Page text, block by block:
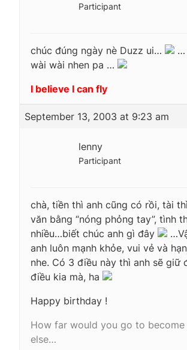
Participant
chúc đúng ngày nè Duzz ui…
…
wài wài nhen pa …
I believe I can fly
September 13, 2003 at 9:23 am
lenny
Participant
chà, tiền thì anh cũng có rồi, tài
văn bằng “nóng phỏng tay”, tình
nhiều…biết chúc anh gì đây
anh luôn mạnh khỏe, vui vẻ và
nhe. Có 3 điều này thì anh sẽ giữ
điều kia mà, ha
Happy birthday !
How far would you go to become
else…